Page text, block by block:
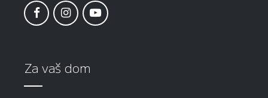
Za vaš dom